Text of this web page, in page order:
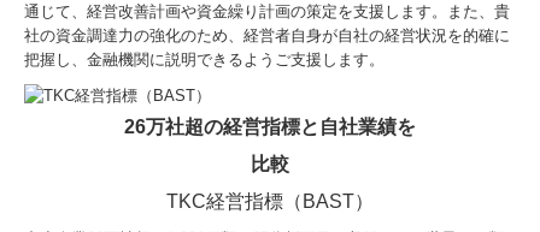
通じて、経営改善計画や資金繰り計画の策定を支援します。また、貴
社の資金調達力の強化のため、経営者自身が自社の経営状況を的確に
把握し、金融機関に説明できるようご支援します。
26万社超の経営指標と自社業績を
比較
TKC経営指標（BAST）